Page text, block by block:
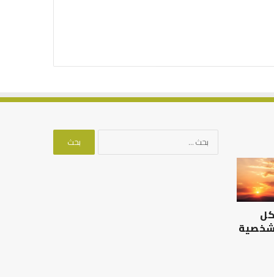
الرصيد
التربوي
والطفولة
المبكرة
..
كيف
شخصية
البحث